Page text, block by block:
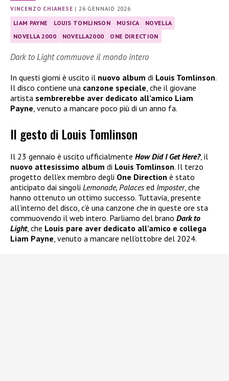
VINCENZO CHIANESE |26 GENNAIO 2026
LIAM PAYNE LOUIS TOMLINSON MUSICA
NOVELLA
NOVELLA 2000
NOVELLA2000 ONE DIRECTION
Dark to Light commuove il mondo intero
In questi giorni è uscito il nuovo album di Louis Tomlinson.
Il disco contiene una canzone speciale , che il giovane
artista sembrerebbe aver dedicato all’amico Liam
Payne , venuto a mancare poco più di un anno fa.
Il gesto di Louis Tomlinson
Il 23 gennaio è uscito ufficialmente How Did I Get Here?, il
nuovo attesissimo album di Louis Tomlinson. Il terzo
progetto dell’ex membro degli One Direction è stato
anticipato dai singoli Lemonade, Palacesed Imposter, che
hanno ottenuto un ottimo successo. Tuttavia, presente
all’interno del disco, c’è una canzone che in queste ore sta
commuovendo il web intero. Parliamo del brano Dark to
Light, che Louis pare aver dedicato all’amico e collega
Liam Payne, venuto a mancare nell’ottobre del 2024.